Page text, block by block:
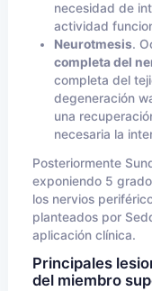
necesidad de
actividad
Neurotmesis.
completa del
completa del
degeneración
una
necesaria la
Posteriormente
exponiendo 5
los nervios
planteados por
aplicación clínica.
Principales
del miembro